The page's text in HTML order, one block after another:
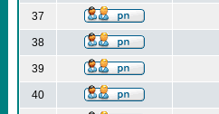
37
38
39
40